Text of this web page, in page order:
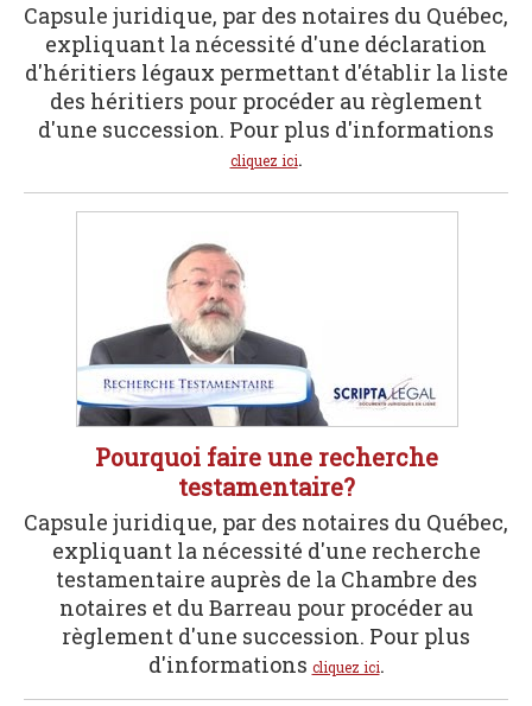
Capsule juridique, par des notaires du Québec,
expliquant la nécessité d'une déclaration
d'héritiers légaux permettant d'établir la liste
des héritiers pour procéder au règlement
d'une succession. Pour plus d'informations
cliquez ici.
Pourquoi faire une recherche
testamentaire?
Capsule juridique, par des notaires du Québec,
expliquant la nécessité d'une recherche
testamentaire auprès de la Chambre des
notaires et du Barreau pour procéder au
règlement d'une succession. Pour plus
d'informations cliquez ici.